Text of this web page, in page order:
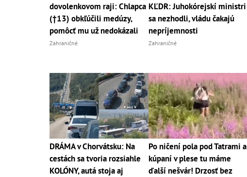
dovolenkovom raji: Chlapca
(†13) obkľúčili medúzy,
pomôcť mu už nedokázali
Zahraničné
KĽDR: Juhokórejskí ministri
sa nezhodli, vládu čakajú
nepríjemnosti
Zahraničné
DRÁMA v Chorvátsku: Na
cestách sa tvoria rozsiahle
KOLÓNY, autá stoja aj
Po ničení pola pod Tatrami a
kúpaní v plese tu máme
ďalší nešvár! Drzosť bez